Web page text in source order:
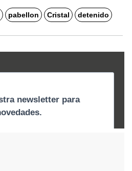
pabellon Cristal detenido